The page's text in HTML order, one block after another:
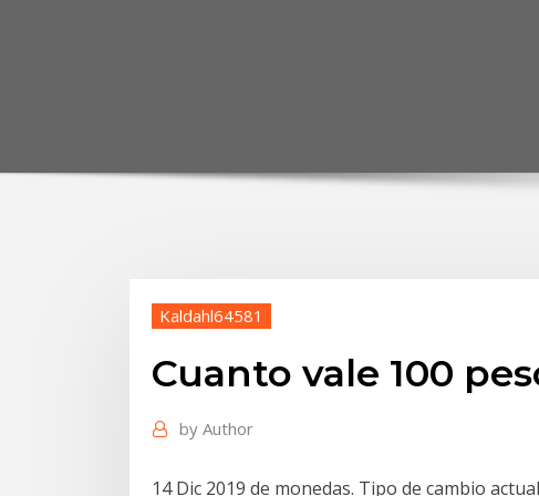
Kaldahl64581
Cuanto vale 100
by Author
14 Dic 2019 de monedas. Tipo de cambio